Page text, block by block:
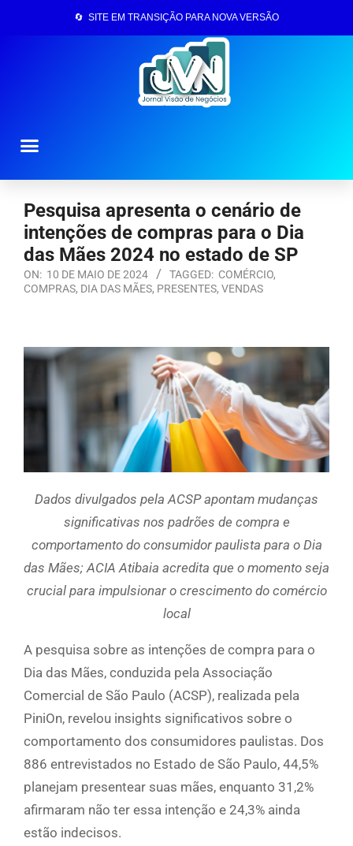
🔄 SITE EM TRANSIÇÃO PARA NOVA VERSÃO
Pesquisa apresenta o cenário de
intenções de compras para o Dia
das Mães 2024 no estado de SP
ON: 10 DE MAIO DE 2024 TAGGED: COMÉRCIO,
COMPRAS, DIA DAS MÃES, PRESENTES, VENDAS
Dados divulgados pela ACSP apontam mudanças
significativas nos padrões de compra e
comportamento do consumidor paulista para o Dia
das Mães; ACIA Atibaia acredita que o momento seja
crucial para impulsionar o crescimento do comércio
local
A pesquisa sobre as intenções de compra para o
Dia das Mães, conduzida pela Associação
Comercial de São Paulo (ACSP), realizada pela
PiniOn, revelou insights significativos sobre o
comportamento dos consumidores paulistas. Dos
886 entrevistados no Estado de São Paulo, 44,5%
planejam presentear suas mães, enquanto 31,2%
afirmaram não ter essa intenção e 24,3% ainda
estão indecisos.